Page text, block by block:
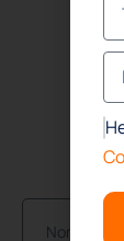
¡Únete a